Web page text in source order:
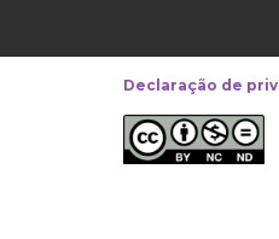
Declaração de